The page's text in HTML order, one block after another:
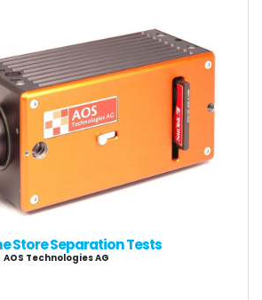
Store Separation Tests
AOS Technologies AG